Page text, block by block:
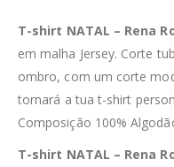
T-shirt NATAL – Rena
em malha Jersey. Corte
ombro, com um corte
tornará a tua t-shirt
Composição 100%
T-shirt NATAL – Rena